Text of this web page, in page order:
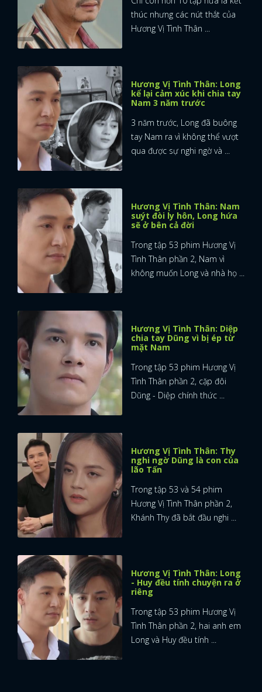
FACEBOOK GOOGLE
thúc nhưng các nút thắt của
Hương Vị Tình Thân ...
Hương Vị Tình Thân: Long
kể lại cảm xúc khi chia tay
Nam 3 năm trước
3 năm trước, Long đã buông
tay Nam ra vì không thể vượt
qua được sự nghi ngờ và ...
Hương Vị Tình Thân: Nam
suýt đòi ly hôn, Long hứa
sẽ ở bên cả đời
Trong tập 53 phim Hương Vị
Tình Thân phần 2, Nam vì
không muốn Long và nhà họ ...
Hương Vị Tình Thân: Diệp
chia tay Dũng vì bị ép từ
mặt Nam
Trong tập 53 phim Hương Vị
Tình Thân phần 2, cặp đôi
Dũng - Diệp chính thức ...
Hương Vị Tình Thân: Thy
nghi ngờ Dũng là con của
lão Tấn
Trong tập 53 và 54 phim
Hương Vị Tình Thân phần 2,
Khánh Thy đã bắt đầu nghi ...
Hương Vị Tình Thân: Long
- Huy đều tính chuyện ra ở
riêng
Trong tập 53 phim Hương Vị
Tình Thân phần 2, hai anh em
Long và Huy đều tính ...